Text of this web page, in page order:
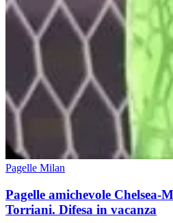
Pagelle Milan
Pagelle amichevole Chelsea-
Torriani. Difesa in vacanza